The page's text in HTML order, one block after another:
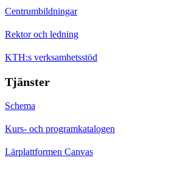
Centrumbildningar
Rektor och ledning
KTH:s verksamhetsstöd
Tjänster
Schema
Kurs- och programkatalogen
Lärplattformen Canvas